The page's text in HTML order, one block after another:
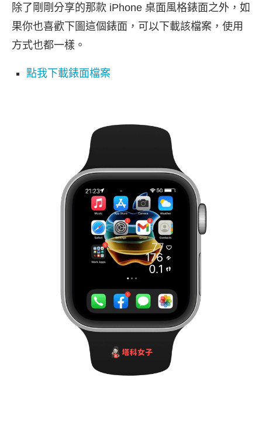
除了剛剛分享的那款 iPhone 桌面風格錶面之外，如
果你也喜歡下圖這個錶面，可以下載該檔案，使用
方式也都一樣。
點我下載錶面檔案